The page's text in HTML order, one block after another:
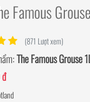
Famous
(871 Lượt xem)
The Famous Grouse